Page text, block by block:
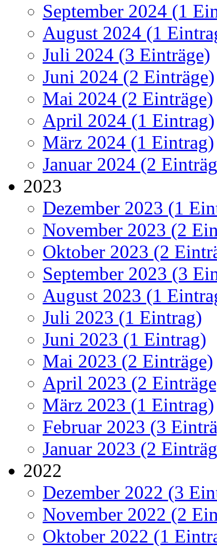
September 2024 (1
August 2024 (1
Juli 2024 (3 Einträge)
Juni 2024 (2 Einträge)
Mai 2024 (2 Einträge)
April 2024 (1 Eintrag)
März 2024 (1 Eintrag)
Januar 2024 (2
2023
Dezember 2023 (1
November 2023 (2
Oktober 2023 (2
September 2023 (3
August 2023 (1
Juli 2023 (1 Eintrag)
Juni 2023 (1 Eintrag)
Mai 2023 (2 Einträge)
April 2023 (2
März 2023 (1 Eintrag)
Februar 2023 (3
Januar 2023 (2
2022
Dezember 2022 (3
November 2022 (2
Oktober 2022 (1